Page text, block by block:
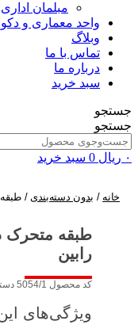
مبلمان اداری
واحد معماری و
وبلاگ
تماس با ما
درباره ما
سبد خرید
جستجو
جستجو
۰ ریال 0 سبد خرید
خانه / بدون دسته‌بندی / طبقه
طبقه متحرک
رابین
کد محصول 5054/1
ویژگی‌های